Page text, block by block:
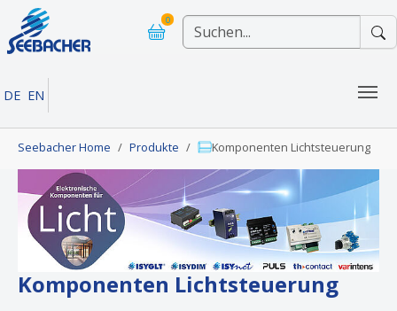
Skip to main navigation
Skip to main content
Skip to page footer
0
DE EN
Seebacher Home Produkte Komponenten Lichtsteuerung
Komponenten Lichtsteuerung